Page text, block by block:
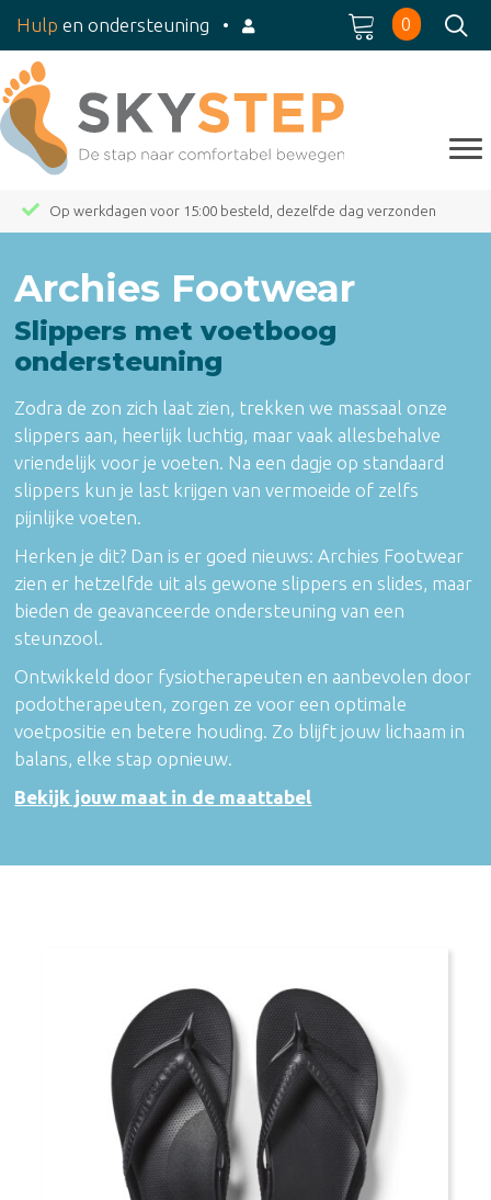
Hulp en ondersteuning • 0
Op werkdagen voor 15:00 besteld, dezelfde dag verzonden
Archies Footwear
Slippers met voetboog
ondersteuning
Zodra de zon zich laat zien, trekken we massaal onze
slippers aan, heerlijk luchtig, maar vaak allesbehalve
vriendelijk voor je voeten. Na een dagje op standaard
slippers kun je last krijgen van vermoeide of zelfs
pijnlijke voeten.
Herken je dit? Dan is er goed nieuws: Archies Footwear
zien er hetzelfde uit als gewone slippers en slides, maar
bieden de geavanceerde ondersteuning van een
steunzool.
Ontwikkeld door fysiotherapeuten en aanbevolen door
podotherapeuten, zorgen ze voor een optimale
voetpositie en betere houding. Zo blijft jouw lichaam in
balans, elke stap opnieuw.
Bekijk jouw maat in de maattabel